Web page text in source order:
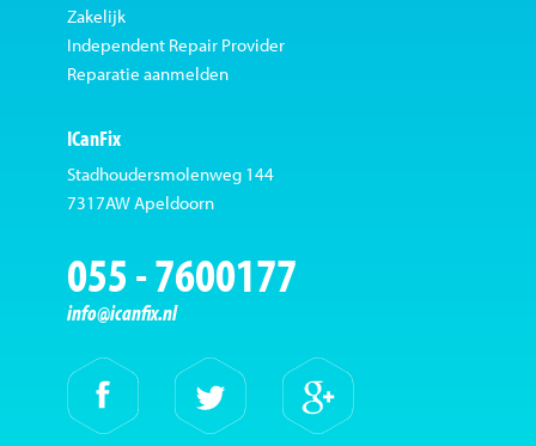
Zakelijk
Independent Repair Provider
Reparatie aanmelden
ICanFix
Stadhoudersmolenweg 144
7317AW Apeldoorn
055 - 7600177
info@icanfix.nl